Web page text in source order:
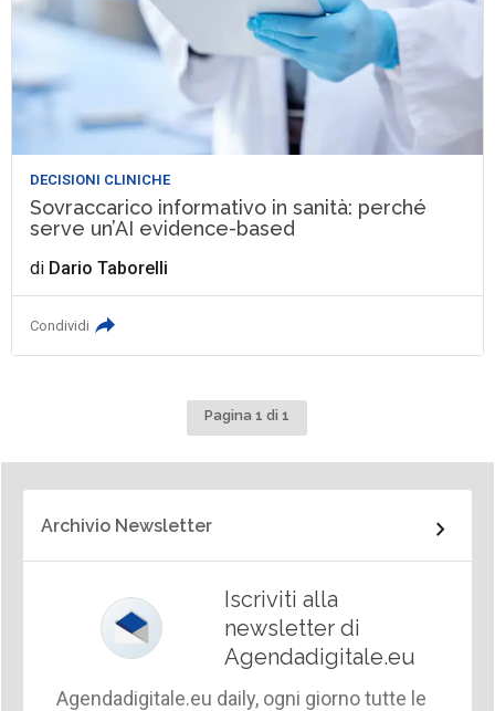
DECISIONI CLINICHE
Sovraccarico informativo in sanità: perché
serve un’AI evidence-based
di Dario Taborelli
Condividi
Pagina 1 di 1
Archivio Newsletter
Iscriviti alla
newsletter di
Agendadigitale.eu
Agendadigitale.eu daily, ogni giorno tutte le